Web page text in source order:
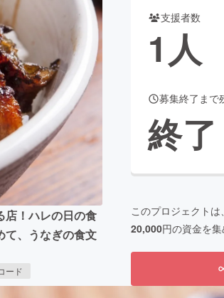
ビューティー・ヘルスケア
GoodCAMPFIRE Creation
と納税
machi-ya
店！ハレの日の食
て、うなぎの食文
ード
支援者数
1人
募集終了まで
終了
このプロジェクトは、
20,000円の資金を集